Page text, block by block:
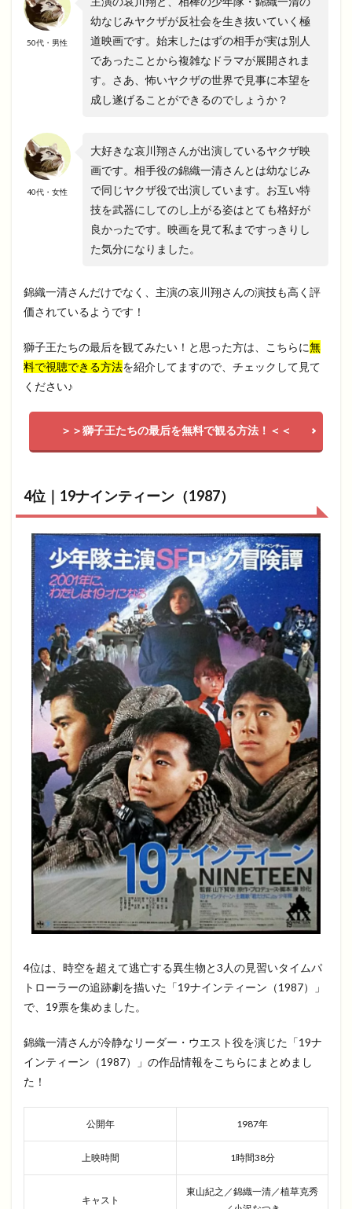
50代・男性
幼なじみヤクザが反社会を生き抜いていく極
道映画です。始末したはずの相手が実は別人
であったことから複雑なドラマが展開されま
す。さあ、怖いヤクザの世界で見事に本望を
成し遂げることができるのでしょうか？
40代・女性
大好きな哀川翔さんが出演しているヤクザ映
画です。相手役の錦織一清さんとは幼なじみ
で同じヤクザ役で出演しています。お互い特
技を武器にしてのし上がる姿はとても格好が
良かったです。映画を見て私まですっきりし
た気分になりました。
錦織一清さんだけでなく、主演の哀川翔さんの演技も高く評
価されているようです！
獅子王たちの最后を観てみたい！と思った方は、こちらに無
料で視聴できる方法を紹介してますので、チェックして見て
ください♪
＞＞獅子王たちの最后を無料で観る方法！＜＜
4位｜19ナインティーン（1987）
4位は、時空を超えて逃亡する異生物と3人の見習いタイムパ
トローラーの追跡劇を描いた「19ナインティーン（1987）」
で、19票を集めました。
錦織一清さんが冷静なリーダー・ウエスト役を演じた「19ナ
インティーン（1987）」の作品情報をこちらにまとめまし
た！
公開年 1987年
上映時間 1時間38分
キャスト
東山紀之／錦織一清／植草克秀